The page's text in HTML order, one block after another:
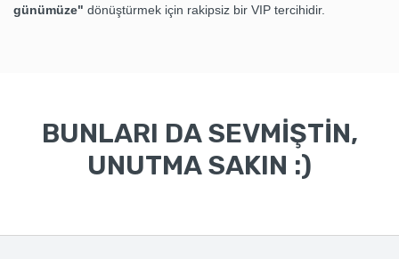
günümüze" dönüştürmek için rakipsiz bir VIP tercihidir.
BUNLARI DA SEVMİŞTİN,
UNUTMA SAKIN :)